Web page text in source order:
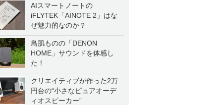
AIスマートノートの
iFLYTEK「AINOTE 2」はな
ぜ魅力的なのか？
鳥肌ものの「DENON
HOME」サウンドを体感し
た！
クリエイティブが作った2万
円台の“小さなピュアオーデ
ィオスピーカー”